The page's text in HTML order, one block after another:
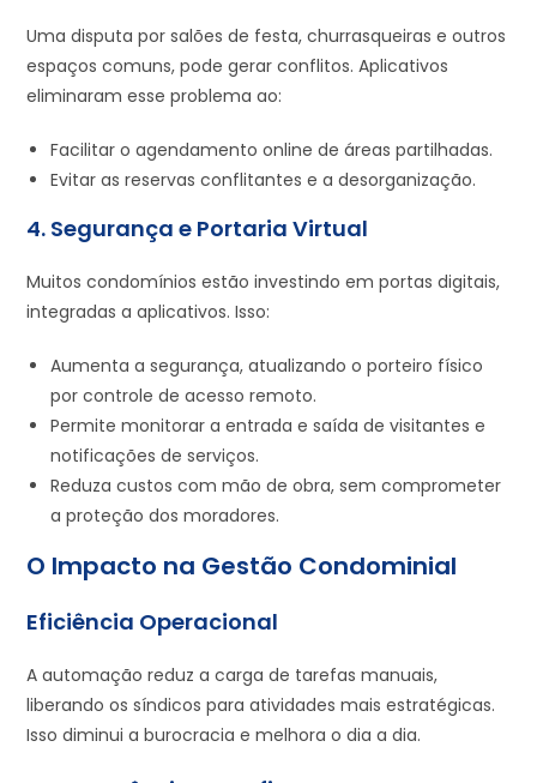
Uma disputa por salões de festa, churrasqueiras e outros
espaços comuns, pode gerar conflitos. Aplicativos
eliminaram esse problema ao:
Facilitar o agendamento online de áreas partilhadas.
Evitar as reservas conflitantes e a desorganização.
4. Segurança e Portaria Virtual
Muitos condomínios estão investindo em portas digitais,
integradas a aplicativos. Isso:
Aumenta a segurança, atualizando o porteiro físico
por controle de acesso remoto.
Permite monitorar a entrada e saída de visitantes e
notificações de serviços.
Reduza custos com mão de obra, sem comprometer
a proteção dos moradores.
O Impacto na Gestão Condominial
Eficiência Operacional
A automação reduz a carga de tarefas manuais,
liberando os síndicos para atividades mais estratégicas.
Isso diminui a burocracia e melhora o dia a dia.